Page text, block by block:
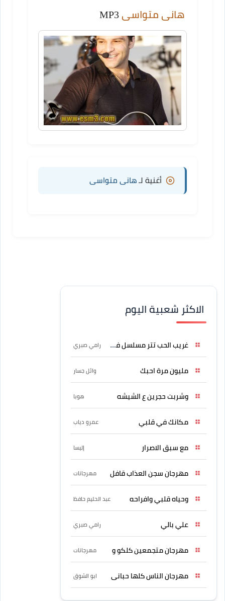
هانى متواسى
أغنية لـ هانى متواسى
الاكثر شعبية اليوم
غريب الحب تتر مسلسل فرصة رامي صبري
مليون مرة احبك وائل جسار
وشربت حجرين ع الشيشه هوبا
مكانك في قلبي عمرو دياب
مع سبق الاصرار إليسا
مهرجان سجن العذاب قافل مهرجانات
وحياه قلبي وافراحه عبد الحليم حافظ
علي بالي رامي صبري
مهرجان متجمعين كلكو و مهرجانات
مهرجان الناس كلها حبانى ابو الشوق